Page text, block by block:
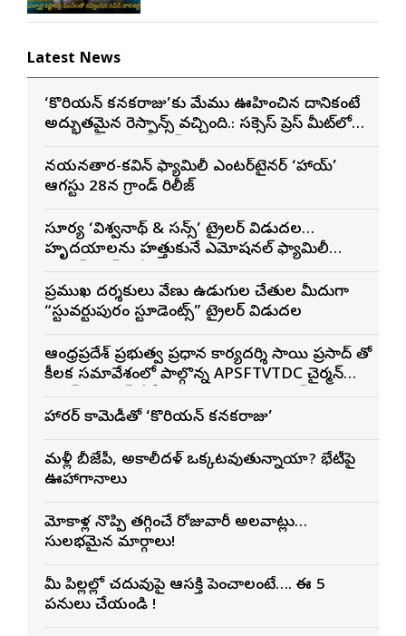
Latest News
‘కొరియన్ కనకరాజు’కు మేము ఊహించిన దానికంటే
అద్భుతమైన రెస్పాన్స్ వచ్చింది.: సక్సెస్ ప్రెస్ మీట్‌లో
నయనతార-కవిన్ ఫ్యామిలీ ఎంటర్‌టైనర్ ‘హాయ్’
ఆగస్టు 28న గ్రాండ్ రిలీజ్
సూర్య ‘విశ్వనాథ్ & సన్స్’ ట్రైలర్ విడుదల…
హృదయాలను హత్తుకునే ఎమోషనల్ ఫ్యామిలీ
ప్రముఖ దర్శకులు వేణు ఉడుగుల చేతుల మీదుగా
“స్టువర్టుపురం స్టూడెంట్స్” ట్రైలర్ విడుదల
ఆంధ్రప్రదేశ్ ప్రభుత్వ ప్రధాన కార్యదర్శి సాయి ప్రసాద్ తో
కీలక సమావేశంలో పాల్గొన్న APSFTVTDC చైర్మన్
శాఖల అధికారులు
హారర్ కామెడీతో ‘కొరియన్ కనకరాజు’
మళ్లీ బీజేపీ, అకాలీదళ్ ఒక్కటవుతున్నాయా? భేటీపై
ఊహాగానాలు
మోకాళ్ల నొప్పి తగ్గించే రోజువారీ అలవాట్లు…
సులభమైన మార్గాలు!
మీ పిల్లల్లో చదువుపై ఆసక్తి పెంచాలంటే…. ఈ 5
పనులు చేయండి !